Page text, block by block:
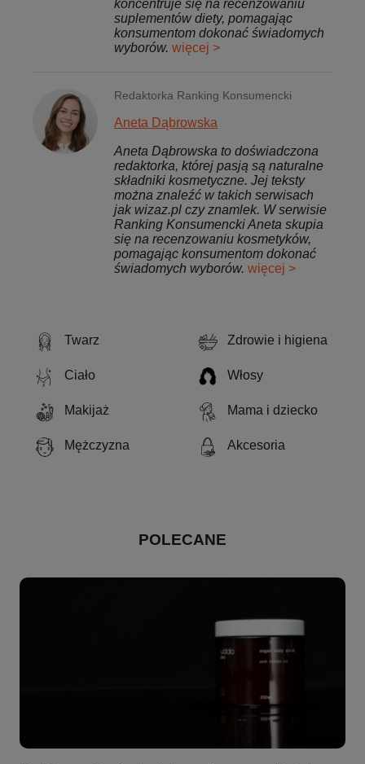
Twarz Zdrowie i higiena
Ciało Włosy
Makijaż Mama i dziecko
Mężczyzna Akcesoria
POLECANE
koncentruje się na recenzowaniu
suplementów diety, pomagając
konsumentom dokonać świadomych
wyborów. więcej >
Redaktorka Ranking Konsumencki
Aneta Dąbrowska
Aneta Dąbrowska to doświadczona
redaktorka, której pasją są naturalne
składniki kosmetyczne. Jej teksty
można znaleźć w takich serwisach
jak wizaz.pl czy znamlek. W serwisie
Ranking Konsumencki Aneta skupia
się na recenzowaniu kosmetyków,
pomagając konsumentom dokonać
świadomych wyborów. więcej >